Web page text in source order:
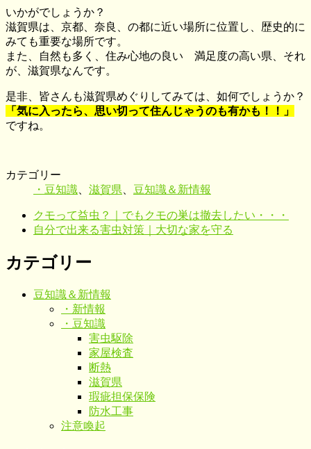
いかがでしょうか？
滋賀県は、京都、奈良、の都に近い場所に位置し、歴史的に
みても重要な場所です。
また、自然も多く、住み心地の良い 満足度の高い県、それ
が、滋賀県なんです。
是非、皆さんも滋賀県めぐりしてみては、如何でしょうか？
「気に入ったら、思い切って住んじゃうのも有かも！！」
ですね。
カテゴリー
・豆知識、 滋賀県、 豆知識＆新情報
クモって益虫？｜でもクモの巣は撤去したい・・・
自分で出来る害虫対策｜大切な家を守る
カテゴリー
豆知識＆新情報
・新情報
・豆知識
害虫駆除
家屋検査
断熱
滋賀県
瑕疵担保保険
防水工事
注意喚起